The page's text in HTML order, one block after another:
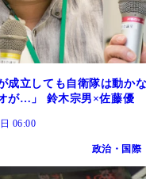
成立しても自衛隊は動か
が…」 鈴木宗男×佐藤優
06:00
政治・国際